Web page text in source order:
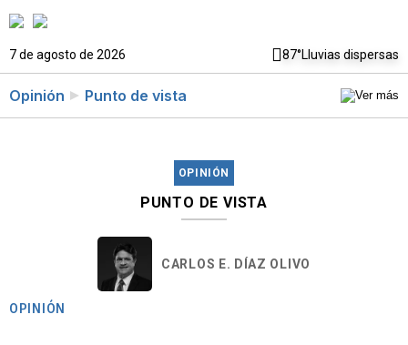
7 de agosto de 2026 87°Lluvias dispersas
Opinión Punto de vista
OPINIÓN
PUNTO DE VISTA
CARLOS E. DÍAZ OLIVO
OPINIÓN